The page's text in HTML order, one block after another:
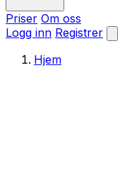
Priser Om oss
Logg inn Registrer
Hjem